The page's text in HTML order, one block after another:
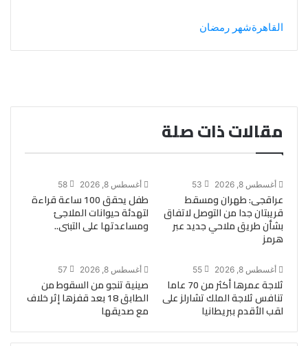
القاهرةشهر رمضان
مقالات ذات صلة
أغسطس 8, 2026 53
عراقجى: طهران ومسقط
قريبتان جدا من التوصل لاتفاق
بشأن طريق ملاحي جديد عبر
هرمز
أغسطس 8, 2026 58
طفل يحقق 100 ساعة قراءة
لتهدئة حيوانات الملاجئ
ومساعدتها على التبنى..
أغسطس 8, 2026 55
ثلاجة عمرها أكثر من 70 عاما
تنافس ثلاجة الملك تشارلز على
لقب الأقدم ببريطانيا
أغسطس 8, 2026 57
صينية تنجو من السقوط من
الطابق 18 بعد قفزها إثر خلاف
مع صديقها